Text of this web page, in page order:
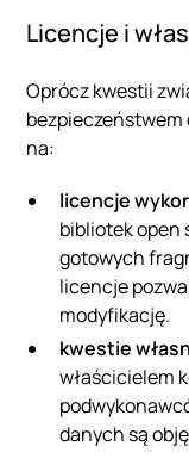
Licencje i
Oprócz kwestii
na:
licencje
bibliotek open
gotowych
licencje
modyfikację.
kwestie
właścicielem
danych są